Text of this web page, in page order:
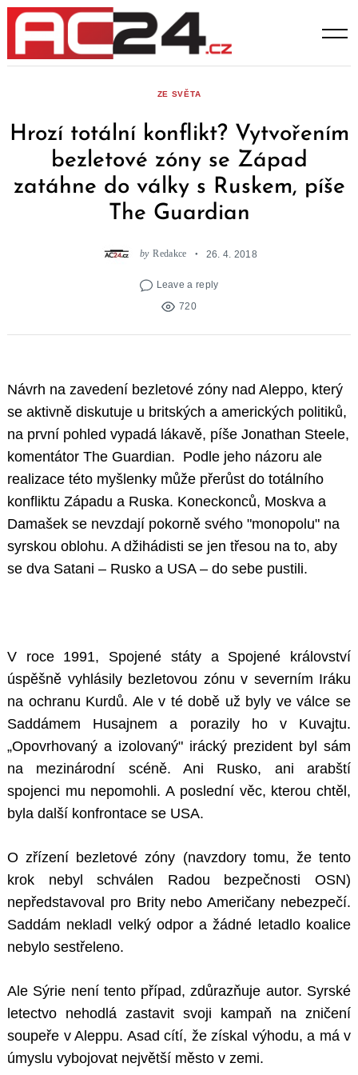
Skip
content
ZE SVĚTA
Hrozí totální konflikt? Vytvořením
bezletové zóny se Západ
zatáhne do války s Ruskem, píše
The Guardian
by Redakce 26. 4. 2018
Leave a reply
720
Návrh na zavedení bezletové zóny nad Aleppo, který
se aktivně diskutuje u britských a amerických politiků,
na první pohled vypadá lákavě, píše Jonathan Steele,
komentátor The Guardian. Podle jeho názoru ale
realizace této myšlenky může přerůst do totálního
konfliktu Západu a Ruska. Koneckonců, Moskva a
Damašek se nevzdají pokorně svého "monopolu" na
syrskou oblohu. A džihádisti se jen třesou na to, aby
se dva Satani – Rusko a USA – do sebe pustili.
V roce 1991, Spojené státy a Spojené království
úspěšně vyhlásily bezletovou zónu v severním Iráku
na ochranu Kurdů. Ale v té době už byly ve válce se
Saddámem Husajnem a porazily ho v Kuvajtu.
„Opovrhovaný a izolovaný" irácký prezident byl sám
na mezinárodní scéně. Ani Rusko, ani arabští
spojenci mu nepomohli. A poslední věc, kterou chtěl,
byla další konfrontace se USA.
O zřízení bezletové zóny (navzdory tomu, že tento
krok nebyl schválen Radou bezpečnosti OSN)
nepředstavoval pro Brity nebo Američany nebezpečí.
Saddám nekladl velký odpor a žádné letadlo koalice
nebylo sestřeleno.
Ale Sýrie není tento případ, zdůrazňuje autor. Syrské
letectvo nehodlá zastavit svoji kampaň na zničení
soupeře v Aleppu. Asad cítí, že získal výhodu, a má v
úmyslu vybojovat největší město v zemi.